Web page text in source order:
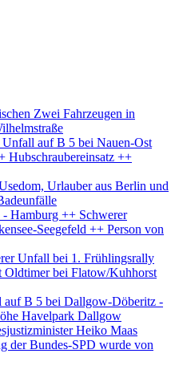
Zwei Fahrzeugen in
auf B 5 bei Nauen-Ost
++
Urlauber aus Berlin und
Hamburg ++ Schwerer
Seegefeld ++ Person von
Unfall bei 1. Frühlingsrally
bei Flatow/Kuhhorst
B 5 bei Dallgow-Döberitz -
Havelpark Dallgow
Heiko Maas
der Bundes-SPD wurde von